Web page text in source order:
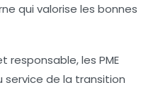
qui valorise les bonnes
responsable, les PME
service de la transition